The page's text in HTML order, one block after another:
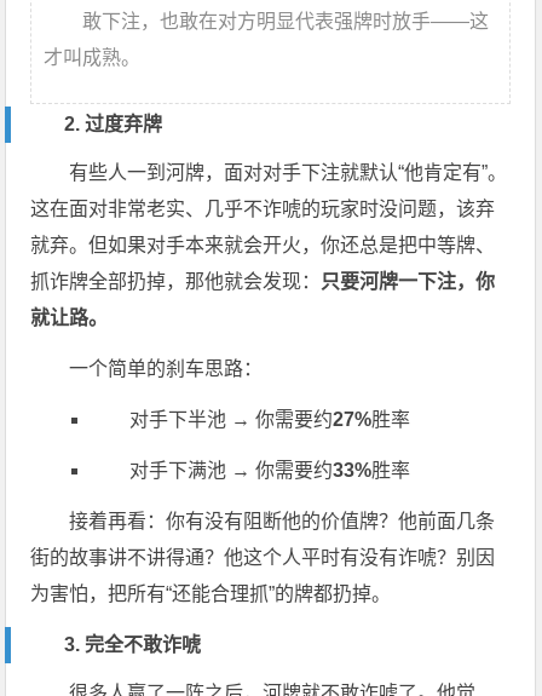
敢下注，也敢在对方明显代表强牌时放手——这
才叫成熟。
2. 过度弃牌
有些人一到河牌，面对对手下注就默认“他肯定有”。
这在面对非常老实、几乎不诈唬的玩家时没问题，该弃
就弃。但如果对手本来就会开火，你还总是把中等牌、
抓诈牌全部扔掉，那他就会发现： 只要河牌一下注，你
就让路。
一个简单的刹车思路：
对手下半池 → 你需要约27%胜率
对手下满池 → 你需要约33%胜率
接着再看：你有没有阻断他的价值牌？他前面几条
街的故事讲不讲得通？他这个人平时有没有诈唬？别因
为害怕，把所有“还能合理抓”的牌都扔掉。
3. 完全不敢诈唬